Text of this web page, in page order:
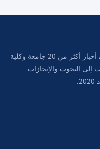
بوابة الأخبار الأكاديمية العراقية — نغطي أخبار أكثر من 20 جامعة وكلية
إلى البحوث والإنجازات